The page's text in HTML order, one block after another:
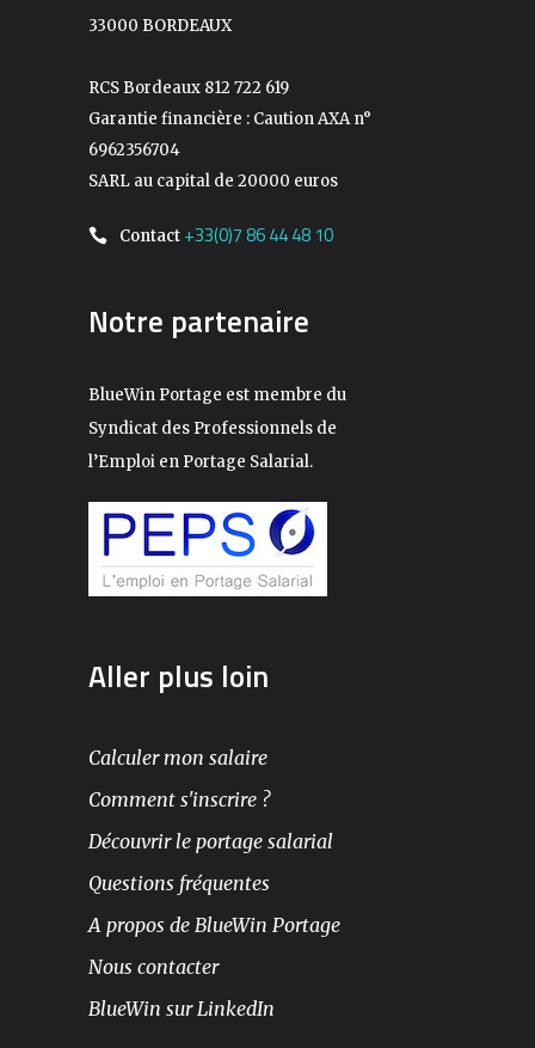
33000 BORDEAUX
RCS Bordeaux 812 722 619
Garantie financière : Caution AXA n°
6962356704
SARL au capital de 20000 euros
Contact +33(0)7 86 44 48 10
Notre partenaire
BlueWin Portage est membre du
Syndicat des Professionnels de
l’Emploi en Portage Salarial.
Aller plus loin
Calculer mon salaire
Comment s'inscrire ?
Découvrir le portage salarial
Questions fréquentes
A propos de BlueWin Portage
Nous contacter
BlueWin sur LinkedIn